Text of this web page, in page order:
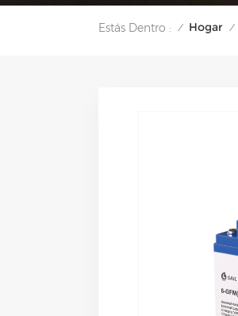
Estás Dentro : / Hogar /